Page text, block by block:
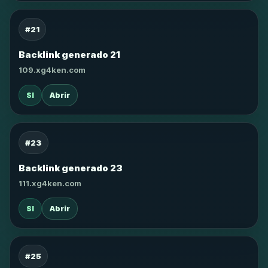
#21
Backlink generado 21
109.xg4ken.com
SI Abrir
#23
Backlink generado 23
111.xg4ken.com
SI Abrir
#25